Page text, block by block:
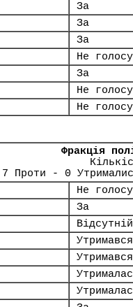
За
За
За
Не
За
Не
Не
Фракція
Проти - 0
Не
За
Відсутній
Утримався
Утримався